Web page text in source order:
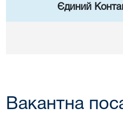
Єдиний
Вакантна